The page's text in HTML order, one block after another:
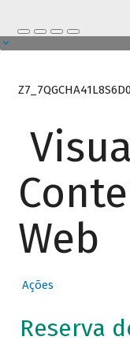
Web
Ações
Reserva